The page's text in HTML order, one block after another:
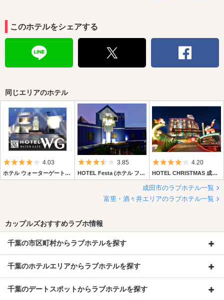
このホテルをシェアする
同じエリアのホテル
5つ星のうち4
4.03
ホテル ウォーターゲート成田
5つ星のうち3.5
3.85
HOTEL Festa (ホテル フェスタ)
5つ星のうち4
4.20
HOTEL CHRISTMAS 成田店 【Best Delight Group】
成田市のラブホテル一覧
富里・酒々井エリアのラブホテル一覧
カップルズおすすめラブホ情報
千葉の市区町村からラブホテルを探す
千葉のホテルエリアからラブホテルを探す
千葉のデートスポットからラブホテルを探す